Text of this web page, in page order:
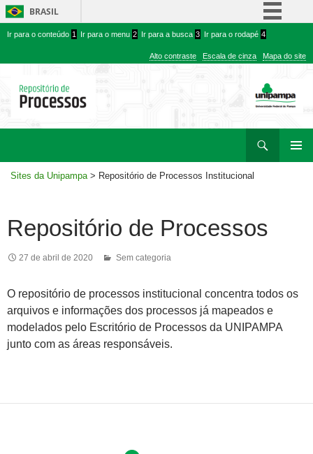
BRASIL
Simplifique!
Comunica BR
Acesso à informação
conteúdo
menu
Ir para o conteúdo 1 Ir para o menu 2 Ir para a busca 3 Ir para o rodapé 4
Alto contraste Escala de cinza Mapa do site
rodapé
Sites da Unipampa> Repositório de Processos Institucional
Repositório de Processos
27 de abril de 2020 Sem categoria
O repositório de processos institucional concentra todos os
arquivos e informações dos processos já mapeados e
modelados pelo Escritório de Processos da UNIPAMPA
junto com as áreas responsáveis.